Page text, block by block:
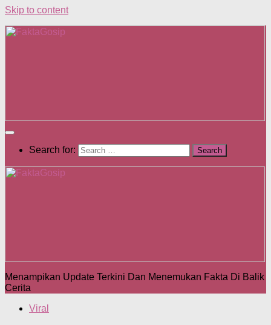
Skip to content
Search for:
Menampikan Update Terkini Dan Menemukan Fakta Di Balik
Cerita
Viral